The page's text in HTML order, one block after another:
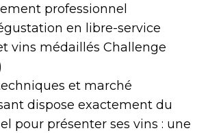
professionnel
en libre-service
vins médaillés Challenge
et marché
dispose exactement du
pour présenter ses vins : une